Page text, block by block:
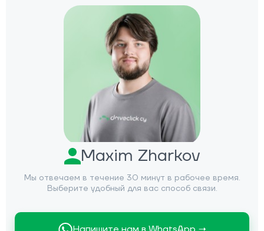
Maxim Zharkov
Мы отвечаем в течение 30 минут в рабочее время.
Выберите удобный для вас способ связи.